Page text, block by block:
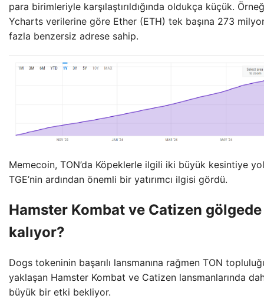
para birimleriyle karşılaştırıldığında oldukça küçük.
Ycharts verilerine göre Ether (ETH) tek başına 273
fazla benzersiz adrese sahip.
Memecoin, TON’da Köpeklerle ilgili iki büyük kesintiye
TGE’nin ardından önemli bir yatırımcı ilgisi gördü.
Hamster Kombat ve Catizen
kalıyor?
Dogs tokeninin başarılı lansmanına rağmen TON
yaklaşan Hamster Kombat ve Catizen lansmanlarında
büyük bir etki bekliyor.